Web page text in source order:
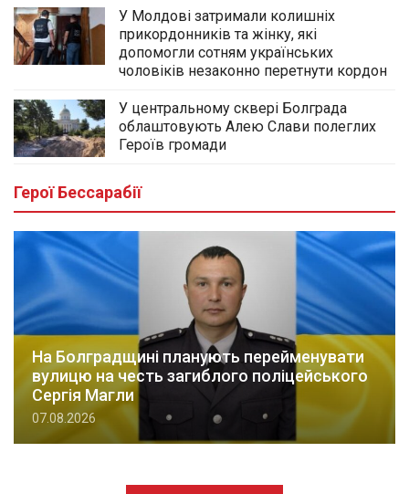
У Молдові затримали колишніх
прикордонників та жінку, які
допомогли сотням українських
чоловіків незаконно перетнути кордон
У центральному сквері Болграда
облаштовують Алею Слави полеглих
Героїв громади
Герої Бессарабії
На Болградщині планують перейменувати
вулицю на честь загиблого поліцейського
Сергія Магли
07.08.2026